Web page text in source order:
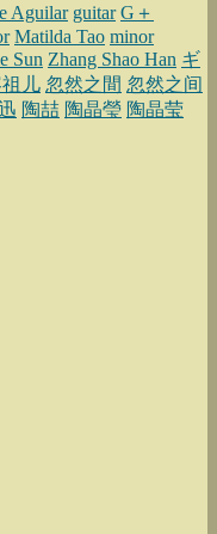
Aguilar guitar G＋
Matilda Tao minor
Sun Zhang Shao Han ギ
儿 忽然之間 忽然之间
陶喆 陶晶瑩 陶晶莹